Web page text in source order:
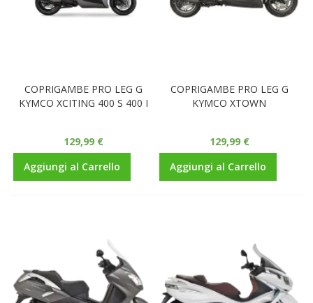
COPRIGAMBE PRO LEG G
KYMCO XCITING 400 S 400 I
129,99 €
Aggiungi al Carrello
COPRIGAMBE PRO LEG G
KYMCO XTOWN
129,99 €
Aggiungi al Carrello